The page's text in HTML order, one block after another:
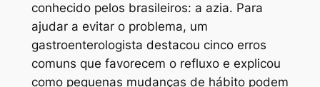
conhecido pelos brasileiros: a azia. Para
ajudar a evitar o problema, um
gastroenterologista destacou cinco erros
comuns que favorecem o refluxo e explicou
como pequenas mudanças de hábito podem